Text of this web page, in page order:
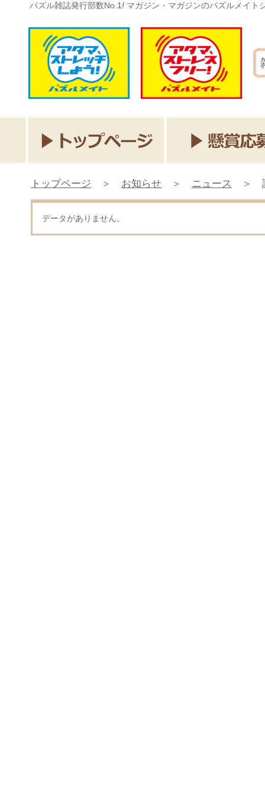
パズル雑誌発行部数No.1 ! マガジン・マガジンのパズルメイト
トップページ ＞ お知らせ ＞ ニュース ＞
データがありません。